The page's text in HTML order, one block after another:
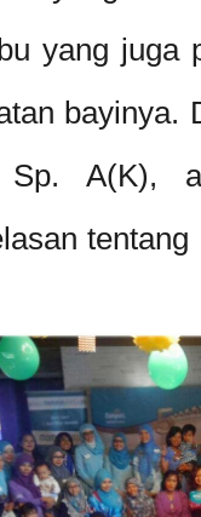
yang juga
bayinya.
A(K),